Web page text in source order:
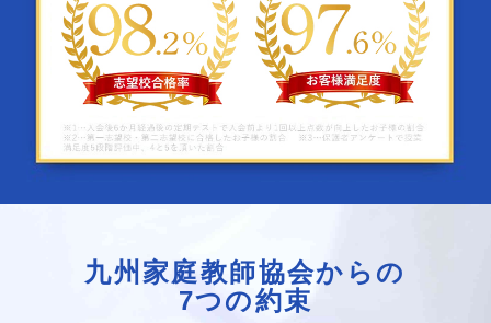
九州家庭教師協会からの
7つの約束